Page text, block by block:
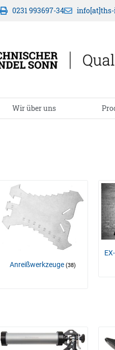
0231 993697-34 info[at]ths-
Wir über uns
Anreißwerkzeuge(38)